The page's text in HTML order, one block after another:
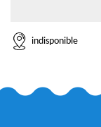
indisponible